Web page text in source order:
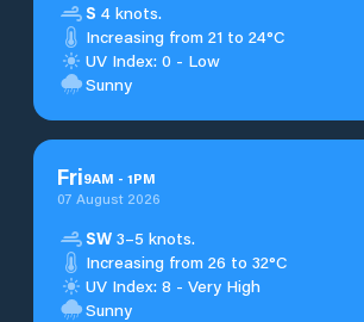
S 4 knots.
Increasing from 21 to 24°C
UV Index: 0 - Low
Sunny
Fri9AM - 1PM
07 August 2026
SW 3–5 knots.
Increasing from 26 to 32°C
UV Index: 8 - Very High
Sunny